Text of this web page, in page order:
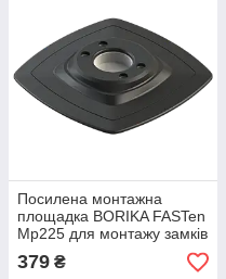
Посилена монтажна
площадка BORIKA FASTen
Mp225 для монтажу замків
Fs219 на поверхні човна
ПВХ (01.16.007.01.01)
379 ₴